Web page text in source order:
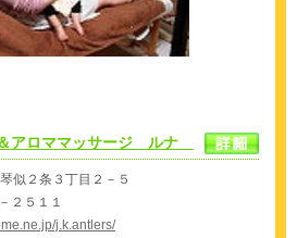
アロママッサージ ルナ
似２条３丁目２－５
２５１１
j.k.antlers/